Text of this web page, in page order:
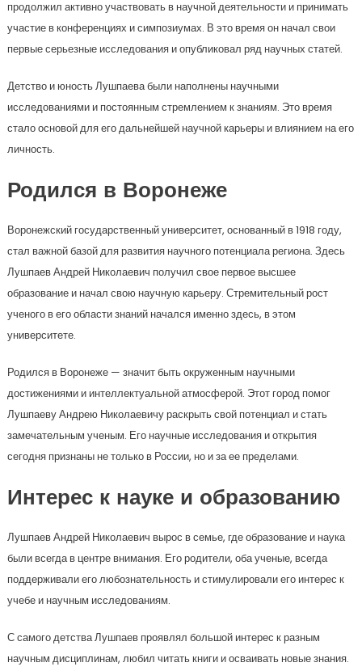
продолжил активно участвовать в научной деятельности и принимать
участие в конференциях и симпозиумах. В это время он начал свои
первые серьезные исследования и опубликовал ряд научных статей.
Детство и юность Лушпаева были наполнены научными
исследованиями и постоянным стремлением к знаниям. Это время
стало основой для его дальнейшей научной карьеры и влиянием на его
личность.
Родился в Воронеже
Воронежский государственный университет, основанный в 1918 году,
стал важной базой для развития научного потенциала региона. Здесь
Лушпаев Андрей Николаевич получил свое первое высшее
образование и начал свою научную карьеру. Стремительный рост
ученого в его области знаний начался именно здесь, в этом
университете.
Родился в Воронеже — значит быть окруженным научными
достижениями и интеллектуальной атмосферой. Этот город помог
Лушпаеву Андрею Николаевичу раскрыть свой потенциал и стать
замечательным ученым. Его научные исследования и открытия
сегодня признаны не только в России, но и за ее пределами.
Интерес к науке и образованию
Лушпаев Андрей Николаевич вырос в семье, где образование и наука
были всегда в центре внимания. Его родители, оба ученые, всегда
поддерживали его любознательность и стимулировали его интерес к
учебе и научным исследованиям.
С самого детства Лушпаев проявлял большой интерес к разным
научным дисциплинам, любил читать книги и осваивать новые знания.